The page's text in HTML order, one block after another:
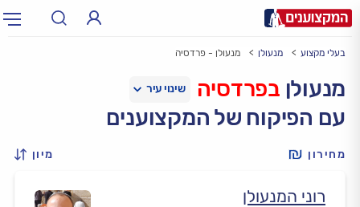
עירעיר: תל אביב, חיפה…
בעלי מקצוע מנעולן מנעולן - פרדסיה
מנעולן בפרדסיה
עם הפיקוח של המקצוענים
מחירון מיון
רוני המנעולן